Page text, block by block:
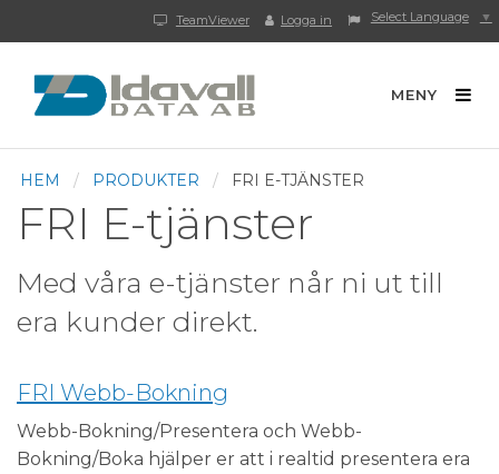
Select Language ▼
Logga in
TeamViewer
MENY
HEM PRODUKTER FRI E-TJÄNSTER
FRI E-tjänster
Med våra e-tjänster når ni ut till
era kunder direkt.
FRI Webb-Bokning
Webb-Bokning/Presentera och Webb-
Bokning/Boka hjälper er att i realtid presentera era